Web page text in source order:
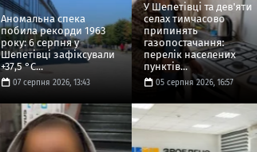
Аномальна спека
побила рекорди 1963
року: 6 серпня у
Шепетівці зафіксували
+37,5 °C...
07 серпня 2026, 13:43
У Шепетівці та дев'яти
селах тимчасово
припинять
газопостачання:
перелік населених
пунктів...
05 серпня 2026, 16:57